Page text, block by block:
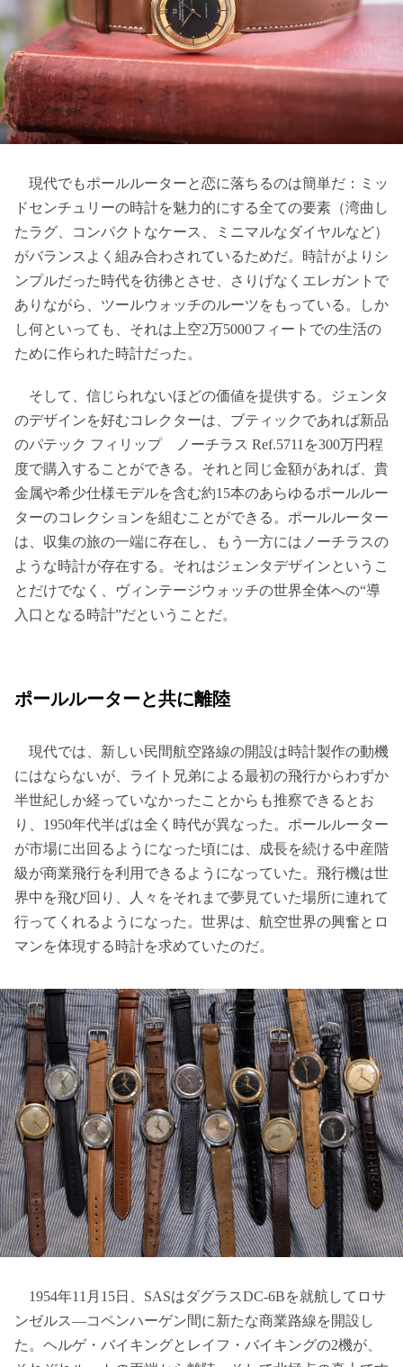
現代でもポールルーターと恋に落ちるのは簡単だ：ミッ
ドセンチュリーの時計を魅力的にする全ての要素（湾曲し
たラグ、コンパクトなケース、ミニマルなダイヤルなど）
がバランスよく組み合わされているためだ。時計がよりシ
ンプルだった時代を彷彿とさせ、さりげなくエレガントで
ありながら、ツールウォッチのルーツをもっている。しか
し何といっても、それは上空2万5000フィートでの生活の
ために作られた時計だった。
そして、信じられないほどの価値を提供する。ジェンタ
のデザインを好むコレクターは、ブティックであれば新品
のパテック フィリップ ノーチラス Ref.5711を300万円程
度で購入することができる。それと同じ金額があれば、貴
金属や希少仕様モデルを含む約15本のあらゆるポールルー
ターのコレクションを組むことができる。ポールルーター
は、収集の旅の一端に存在し、もう一方にはノーチラスの
ような時計が存在する。それはジェンタデザインというこ
とだけでなく、ヴィンテージウォッチの世界全体への“導
入口となる時計”だということだ。
ポールルーターと共に離陸
現代では、新しい民間航空路線の開設は時計製作の動機
にはならないが、ライト兄弟による最初の飛行からわずか
半世紀しか経っていなかったことからも推察できるとお
り、1950年代半ばは全く時代が異なった。ポールルーター
が市場に出回るようになった頃には、成長を続ける中産階
級が商業飛行を利用できるようになっていた。飛行機は世
界中を飛び回り、人々をそれまで夢見ていた場所に連れて
行ってくれるようになった。世界は、航空世界の興奮とロ
マンを体現する時計を求めていたのだ。
1954年11月15日、SASはダグラスDC-6Bを就航してロサ
ンゼルス―コペンハーゲン間に新たな商業路線を開設し
た。ヘルゲ・バイキングとレイフ・バイキングの2機が、